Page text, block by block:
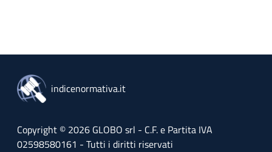
indicenormativa.it
Copyright © 2026 GLOBO srl - C.F. e Partita IVA
02598580161 - Tutti i diritti riservati